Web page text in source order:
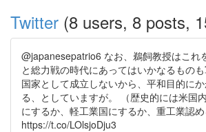
Twitter (8 users, 8 posts,
@japanesepatrio6 なお、鵜飼教授はこれ
と総力戦の時代にあってはいかなるもの
国家として成立しないから、平和目的に
る、としていますが。 （歴史的には米国
にするか、軽工業国にするか、重工業認め
https://t.co/LOlsjoDju3